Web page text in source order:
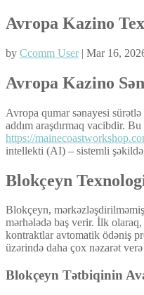
Avropa Kazino
by Ccomm User| Mar 16,
Avropa Kazino
Avropa qumar sənayesi
addım araşdırmaq vacibdir.
https://
intellekti (AI) – sistemli şəkildə,
Blokçeyn
Blokçeyn,
mərhələdə baş verir. İlk
kontraktlar avtomatik ödəniş
üzərində daha çox nəzarət
Blokçeyn Tətbiqinin